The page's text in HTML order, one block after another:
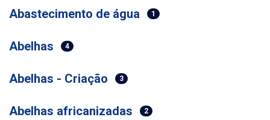
Abastecimento de água 1
Abelhas 4
Abelhas - Criação 3
Abelhas africanizadas 2